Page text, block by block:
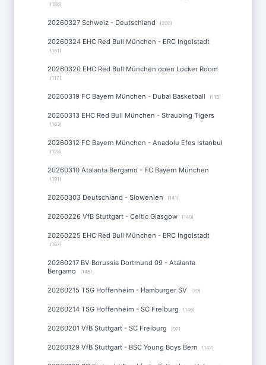
(186)
20260327 Schweiz - Deutschland (200)
20260324 EHC Red Bull München - ERC Ingolstadt
(181)
20260320 EHC Red Bull München open Locker Room
(117)
20260319 FC Bayern München - Dubai Basketball (113)
20260313 EHC Red Bull München - Straubing Tigers
(163)
20260312 FC Bayern München - Anadolu Efes Istanbul
(128)
20260310 Atalanta Bergamo - FC Bayern München
(191)
20260303 Deutschland - Slowenien (141)
20260226 VfB Stuttgart - Celtic Glasgow (140)
20260225 EHC Red Bull München - ERC Ingolstadt
(167)
20260217 BV Borussia Dortmund 09 - Atalanta
Bergamo
(146)
20260215 TSG Hoffenheim - Hamburger SV (79)
20260214 TSG Hoffenheim - SC Freiburg (146)
20260201 VfB Stuttgart - SC Freiburg (97)
20260129 VfB Stuttgart - BSC Young Boys Bern (147)